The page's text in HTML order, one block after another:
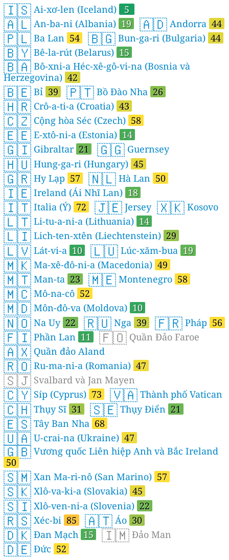
🇮🇸 Ai-xơ-len (Iceland) 5
🇦🇱 An-ba-ni (Albania) 19 🇦🇩 Andorra 44
🇵🇱 Ba Lan 54 🇧🇬 Bun-ga-ri (Bulgaria) 44
🇧🇾 Bê-la-rút (Belarus) 15
🇧🇦 Bô-xni-a Héc-xê-gô-vi-na (Bosnia và
Herzegovina) 42
🇧🇪 Bỉ 39 🇵🇹 Bồ Đào Nha 26
🇭🇷 Crô-a-ti-a (Croatia) 43
🇨🇿 Cộng hòa Séc (Czech) 58
🇪🇪 E-xtô-ni-a (Estonia) 14
🇬🇮 Gibraltar 21 🇬🇬 Guernsey
🇭🇺 Hung-ga-ri (Hungary) 45
🇬🇷 Hy Lạp 57 🇳🇱 Hà Lan 50
🇮🇪 Ireland (Ái Nhĩ Lan) 18
🇮🇹 Italia (Ý) 72 🇯🇪 Jersey 🇽🇰 Kosovo
🇱🇹 Li-tu-a-ni-a (Lithuania) 14
🇱🇮 Lich-ten-xtên (Liechtenstein) 29
🇱🇻 Lát-vi-a 10 🇱🇺 Lúc-xăm-bua 19
🇲🇰 Ma-xê-đô-ni-a (Macedonia) 49
🇲🇹 Man-ta 23 🇲🇪 Montenegro 58
🇲🇨 Mô-na-cô 52
🇲🇩 Môn-đô-va (Moldova) 10
🇳🇴 Na Uy 22 🇷🇺 Nga 39 🇫🇷 Pháp 56
🇫🇮 Phần Lan 11 🇫🇴 Quần Đảo Faroe
🇦🇽 Quần đảo Aland
🇷🇴 Ru-ma-ni-a (Romania) 47
🇸🇯 Svalbard và Jan Mayen
🇨🇾 Síp (Cyprus) 73 🇻🇦 Thành phố Vatican
🇨🇭 Thụy Sĩ 31 🇸🇪 Thụy Điển 21
🇪🇸 Tây Ban Nha 68
🇺🇦 U-crai-na (Ukraine) 47
🇬🇧 Vương quốc Liên hiệp Anh và Bắc Ireland
50
🇸🇲 Xan Ma-ri-nô (San Marino) 57
🇸🇰 Xlô-va-ki-a (Slovakia) 45
🇸🇮 Xlô-ven-ni-a (Slovenia) 22
🇷🇸 Xéc-bi 85 🇦🇹 Áo 30
🇩🇰 Đan Mạch 15 🇮🇲 Đảo Man
🇩🇪 Đức 52